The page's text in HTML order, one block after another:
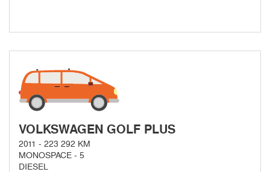
VOLKSWAGEN GOLF PLUS
2011 - 223 292 KM
MONOSPACE - 5
DIESEL